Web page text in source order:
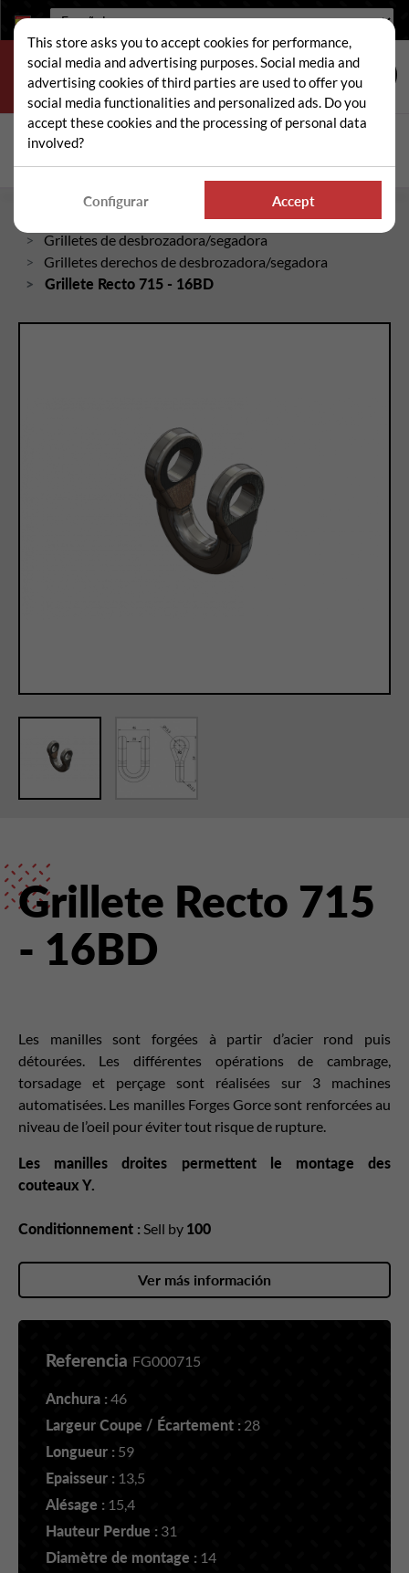
Idioma:
Buscar
Piezas sueltas de desbrozadora/segadora
Grilletes de desbrozadora/segadora
Grilletes derechos de desbrozadora/segadora
Grillete Recto 715 - 16BD
Grillete Recto 715
- 16BD
Les manilles sont forgées à partir d’acier rond puis
détourées. Les différentes opérations de cambrage,
torsadage et perçage sont réalisées sur 3 machines
automatisées. Les manilles Forges Gorce sont renforcées au
niveau de l’oeil pour éviter tout risque de rupture.
Les manilles droites permettent le montage des
couteaux Y.
Conditionnement : Sell by 100
Ver más información
Referencia FG000715
Anchura : 46
Largeur Coupe / Écartement : 28
Longueur : 59
Epaisseur : 13,5
Alésage : 15,4
Hauteur Perdue : 31
Diamètre de montage : 14
This store asks you to accept cookies for performance,
social media and advertising purposes. Social media and
advertising cookies of third parties are used to offer you
social media functionalities and personalized ads. Do you
accept these cookies and the processing of personal data
involved?
Configurar Accept